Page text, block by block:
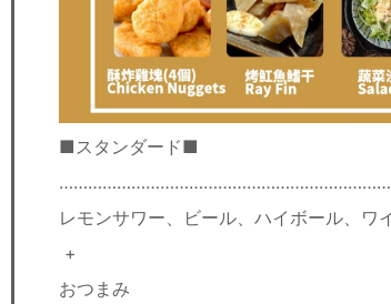
■スタンダード■
レモンサワー、ビール、ハイボール、ワ
+
おつまみ